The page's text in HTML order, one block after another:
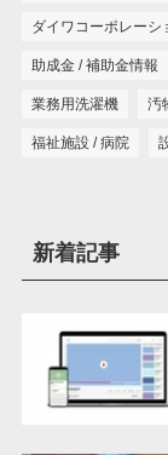
ダイワコーポレーシ
助成金 / 補助金情報
業務用洗濯機 汚
福祉施設 / 病院
新着記事